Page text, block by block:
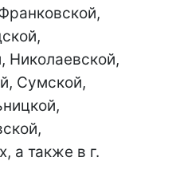
Николаевской,
Сумской,
а также в г.